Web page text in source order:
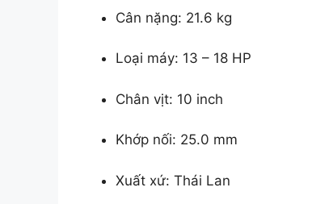
Cân nặng: 21.6 kg
Loại máy: 13 – 18 HP
Chân vịt: 10 inch
Khớp nối: 25.0 mm
Xuất xứ: Thái Lan